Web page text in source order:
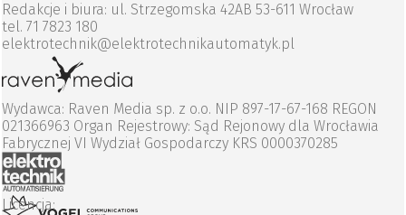
Redakcje i biura: ul. Strzegomska 42AB 53-611 Wrocław
tel. 71 7823 180
elektrotechnik@elektrotechnikautomatyk.pl
Wydawca: Raven Media sp. z o.o. NIP 897-17-67-168 REGON
021366963 Organ Rejestrowy: Sąd Rejonowy dla Wrocławia
Fabrycznej VI Wydział Gospodarczy KRS 0000370285
Licencja: